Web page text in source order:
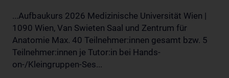
...Aufbaukurs 2026 Medizinische Universität Wien |
1090 Wien, Van Swieten Saal und Zentrum für
Anatomie Max. 40 Teilnehmer:innen gesamt bzw. 5
Teilnehmer:innen je Tutor:in bei Hands-
on-/Kleingruppen-Ses...